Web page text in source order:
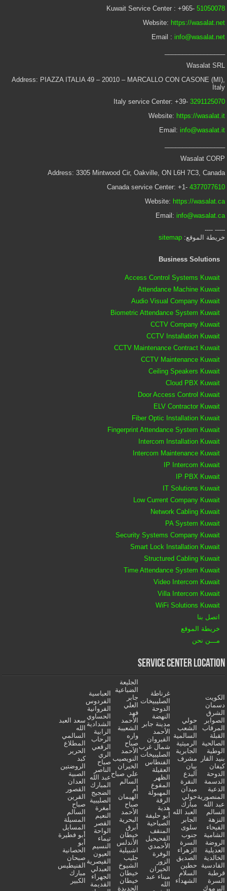
Kuwait Service Center : +965- 51050078
Website: https://wasalat.net
Email : info@wasalat.net
Wasalat SRL
Address: PIAZZA ITALIA 49 – 20010 – MARCALLO CON CASONE (MI),
Italy
Italy service Center: +39- 3291125070
Website: https://wasalat.it
Email: info@wasalat.it
Wasalat CORP
Address: 3305 Mintwood Cir, Oakville, ON L6H 7C3, Canada
Canada service Center: +1- 4377077610
Website: https://wasalat.ca
Email: info@wasalat.ca
----- ----
خريطة الموقع:sitemap
Business Solutions
Access Control Systems Kuwait
Attendance Machine Kuwait
Audio Visual Company Kuwait
Biometric Attendance System Kuwait
CCTV Company Kuwait
CCTV Installation Kuwait
CCTV Maintenance Contract Kuwait
CCTV Maintenance Kuwait
Ceiling Speakers Kuwait
Cloud PBX Kuwait
Door Access Control Kuwait
ELV Contractor Kuwait
Fiber Optic Installation Kuwait
Fingerprint Attendance System Kuwait
Intercom Installation Kuwait
Intercom Maintenance Kuwait
IP Intercom Kuwait
IP PBX Kuwait
IT Solutions Kuwait
Low Current Company Kuwait
Network Cabling Kuwait
PA System Kuwait
Security Systems Company Kuwait
Smart Lock Installation Kuwait
Structured Cabling Kuwait
Time Attendance System Kuwait
Video Intercom Kuwait
Villa Intercom Kuwait
WiFi Solutions Kuwait
اتصل بنا
خريطة الموقع
مـــن نحن
Service Center Location
الكويت
دسمان
الشرق
الصوابر
المرقاب
القبلة
الصالحية
الوطية
بنيد القار
كيفان
الدوحة
الدسمة
الدعية
المنصورية
عبد الله
السالم
النزهة
الفيحاء
الشامية
الروضة
العديلية
الخالدية
القادسية
قرطبة
السرة
اليرموك
حولي
الشعب
السالمية
الرميثية
الجابرية
مشرف
بيان
آلبدع
النقرة
ميدان
حولي
مبارك
العبد الله
الجابر
سلوى
جنوب
السرة
الزهراء
الصديق
حطين
السلام
الشهداء
غرناطة
الصليبيخات
الدوحة
النهضة
مدينة جابر
الأحمد
القيروان
شمال غرب
الصليبيخات
الفنطاس
العقيلة
الظهر
المقوع
المهبولة
الرقة
هدية
أبو حليفة
الصباحية
المنقف
الفحيحيل
الأحمدي
الوفرة
الزور
الخيران
ميناء عبد
الله
الجليعة
الضباعية
جابر
العلي
فهد
الأحمد
الشعيبة
واره
صباح
الأحمد
النويصيب
الخيران
علي صباح
السالم
أم
الهيمان
صباح
الأحمد
البحرية
أبرق
خيطان
الأندلس
اشبيلية
جليب
الشيوخ
خيطان
خيطان
الجديدة
العباسية
الفردوس
الفروانية
الحساوي
الشدادية
الرابية
الرحاب
الرقعي
الري
صباح
الناصر
عبد الله
المبارك
الضجيج
الصليبية
أمغرة
النعيم
القصر
الواحة
تيماء
النسيم
العيون
القيصرية
العبدلي
الجهراء
القديمة
سعد العبد
الله
السالمي
المطلاع
الحرير
كبد
الروضتين
الصبية
العدان
القصور
القرين
صباح
السالم
المسيلة
المسايل
أبو فطيرة
أبو
الحصانية
صبحان
الفنيطيس
مبارك
الكبير